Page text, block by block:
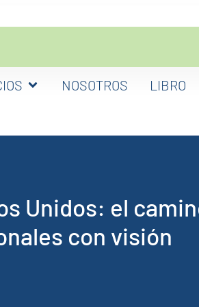
NOSOTROS LIBRO
Unidos: el
con visión